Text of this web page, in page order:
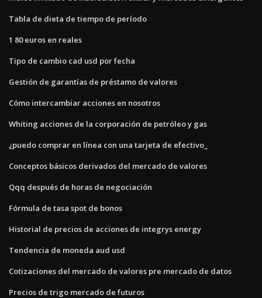
Tabla de dieta de tiempo de período
1 80 euros en reales
Tipo de cambio cad usd por fecha
Gestión de garantías de préstamo de valores
Cómo intercambiar acciones en nosotros
Whiting acciones de la corporación de petróleo y gas
¿puedo comprar en línea con una tarjeta de efectivo_
Conceptos básicos derivados del mercado de valores
Qqq después de horas de negociación
Fórmula de tasa spot de bonos
Historial de precios de acciones de integrys energy
Tendencia de moneda aud usd
Cotizaciones del mercado de valores pre mercado de datos
Precios de trigo mercado de futuros